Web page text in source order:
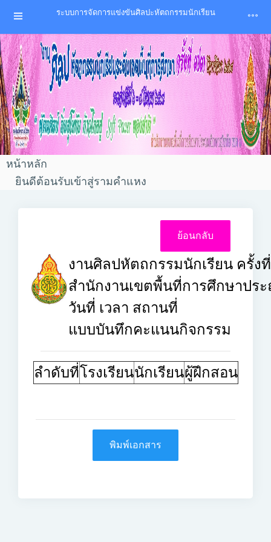
ระบบการจัดการแข่งขันศิลปะหัตถกรรมนักเรียน
หน้าหลัก
ยินดีต้อนรับเข้าสู่รามคำแหง
งานศิลปหัตถกรรมนักเรียน ครั้ง
สำนักงานเขตพื้นที่การศึกษาปร
วันที่ เวลา สถานที่
แบบบันทึกคะแนนกิจกรรม
ลำดับที่โรงเรียนนักเรียนผู้ฝึกสอน